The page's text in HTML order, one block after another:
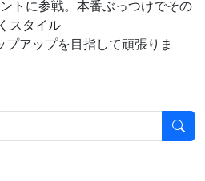
トに参戦。本番ぶっつけでその
スタイル
アップを目指して頑張りま